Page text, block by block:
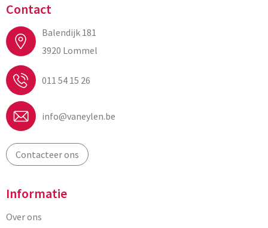
Contact
Balendijk 181
3920 Lommel
011 54 15 26
info@vaneylen.be
Contacteer ons
Informatie
Over ons